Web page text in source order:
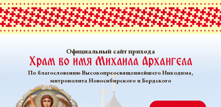
Официальный сайт прихода
Храм во имя Михаила Архангела
По благословению Высокопреосвященнейшего Никодима,
митрополита Новосибирского и Бердского